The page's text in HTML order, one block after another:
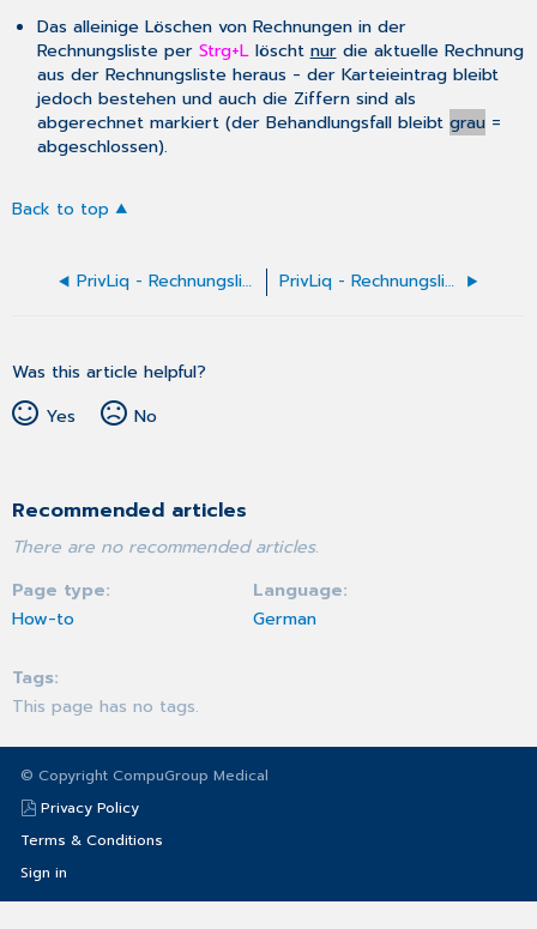
Das alleinige Löschen von Rechnungen in der
Rechnungsliste per Strg+Llöscht nurdie aktuelle Rechnung
aus der Rechnungsliste heraus - der Karteieintrag bleibt
jedoch bestehen und auch die Ziffern sind als
abgerechnet markiert (der Behandlungsfall bleibt grau=
abgeschlossen).
Back to top
PrivLiq - Rechnungsliste - Mahnung und Kurzmahnung PrivLiq - Rechnungsliste - Rechnungen drucken
Was this article helpful?
Yes
No
Recommended articles
There are no recommended articles.
Page type
How-to
Language
German
Tags
This page has no tags.
© Copyright CompuGroup Medical
Privacy Policy
Terms & Conditions
Sign in